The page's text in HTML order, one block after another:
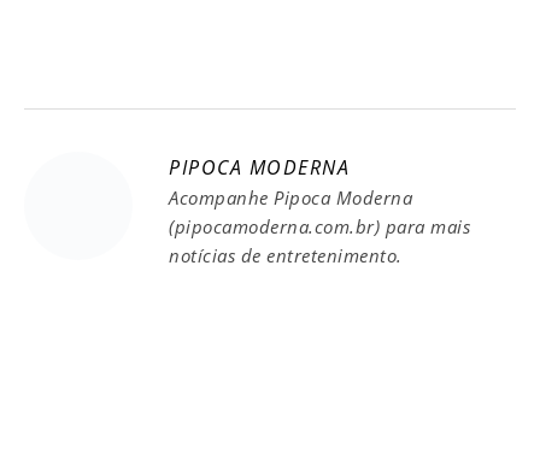
PIPOCA MODERNA
Acompanhe Pipoca Moderna
(pipocamoderna.com.br) para mais
notícias de entretenimento.